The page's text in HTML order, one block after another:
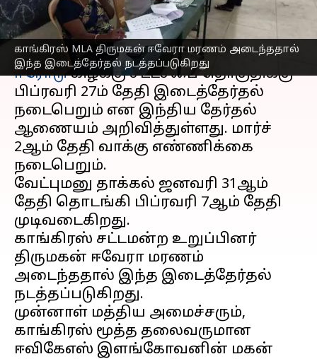
காங்கிரஸ் MLA திருமகன் ஈவேரா மரணம் அடைந்ததால்
இந்த இடைத்தேர்தல் நடத்தப்படுகிறது
எழுதியவர் Sindhuja SM Jan 19, 2023 08:12 am
செய்தி முன்னோட்டம்
ஈரோடுகிழக்கு சட்டசபை தொகுதிக்கு
பிப்ரவரி 27ம் தேதி இடைத்தேர்தல்
நடைபெறும் என இந்திய தேர்தல்
ஆணையம் அறிவித்துள்ளது. மார்ச்
2ஆம் தேதி வாக்கு எண்ணிக்கை
நடைபெறும்.
வேட்புமனு தாக்கல் ஜனவரி 31ஆம்
தேதி தொடங்கி பிப்ரவரி 7ஆம் தேதி
முடிவடைகிறது.
காங்கிரஸ் சட்டமன்ற உறுப்பினர்
திருமகன் ஈவேரா மரணம்
அடைந்ததால் இந்த இடைத்தேர்தல்
நடத்தப்படுகிறது.
முன்னாள் மத்திய அமைச்சரும்,
காங்கிரஸ் மூத்த தலைவருமான
ஈவிகேஎஸ் இளங்கோவனின் மகன்